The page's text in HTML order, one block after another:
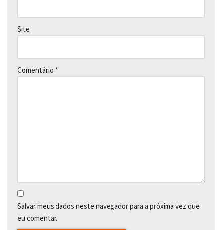
Site
Comentário *
Salvar meus dados neste navegador para a próxima vez que
eu comentar.